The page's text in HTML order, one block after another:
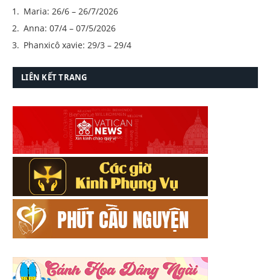
Maria: 26/6 – 26/7/2026
Anna: 07/4 – 07/5/2026
Phanxicô xavie: 29/3 – 29/4
LIÊN KẾT TRANG